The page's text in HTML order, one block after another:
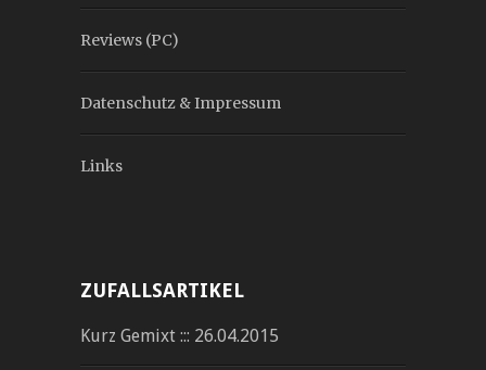
Reviews (PC)
Datenschutz & Impressum
Links
ZUFALLSARTIKEL
Kurz Gemixt ::: 26.04.2015